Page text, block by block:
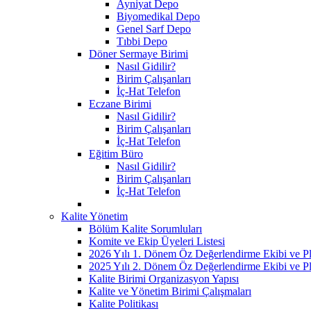
Ayniyat Depo
Biyomedikal Depo
Genel Sarf Depo
Tıbbi Depo
Döner Sermaye Birimi
Nasıl Gidilir?
Birim Çalışanları
İç-Hat Telefon
Eczane Birimi
Nasıl Gidilir?
Birim Çalışanları
İç-Hat Telefon
Eğitim Büro
Nasıl Gidilir?
Birim Çalışanları
İç-Hat Telefon
Kalite Yönetim
Bölüm Kalite Sorumluları
Komite ve Ekip Üyeleri Listesi
2026 Yılı 1. Dönem Öz Değerlendirme Ekibi ve
2025 Yılı 2. Dönem Öz Değerlendirme Ekibi ve
Kalite Birimi Organizasyon Yapısı
Kalite ve Yönetim Birimi Çalışmaları
Kalite Politikası